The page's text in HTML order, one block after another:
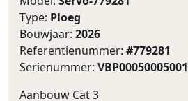
Type: Ploeg
Bouwjaar: 2026
Referentienummer: #779281
Serienummer:
Aanbouw Cat 3